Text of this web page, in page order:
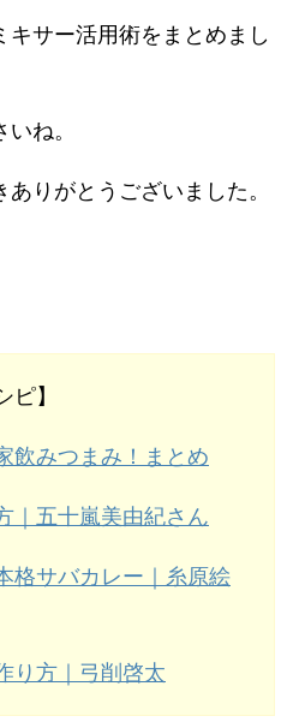
サー活用術をまとめまし
ね。
りがとうございました。
ピ】
飲みつまみ！まとめ
｜五十嵐美由紀さん
格サバカレー｜糸原絵
り方｜弓削啓太